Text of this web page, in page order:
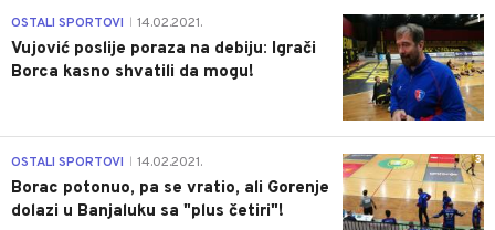
1
OSTALI SPORTOVI 14.02.2021.
Vujović poslije poraza na debiju: Igrači
Borca kasno shvatili da mogu!
3
OSTALI SPORTOVI 14.02.2021.
Borac potonuo, pa se vratio, ali Gorenje
dolazi u Banjaluku sa "plus četiri"!